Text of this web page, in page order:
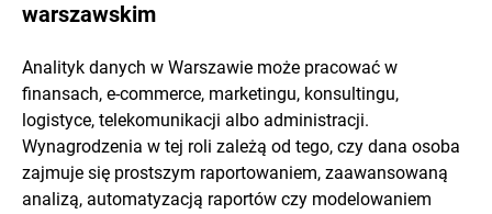
warszawskim
Analityk danych w Warszawie może pracować w
finansach, e-commerce, marketingu, konsultingu,
logistyce, telekomunikacji albo administracji.
Wynagrodzenia w tej roli zależą od tego, czy dana osoba
zajmuje się prostszym raportowaniem, zaawansowaną
analizą, automatyzacją raportów czy modelowaniem